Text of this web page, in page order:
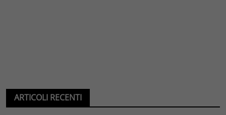
ARTICOLI RECENTI